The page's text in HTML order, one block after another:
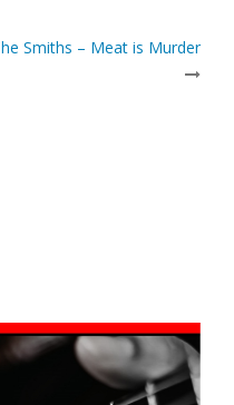
Smiths – Meat is Murder